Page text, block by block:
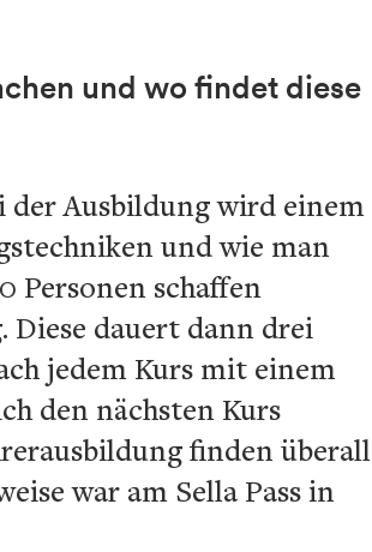
und wo findet diese
der Ausbildung wird einem
und wie man
Personen schaffen
Diese dauert dann drei
jedem Kurs mit einem
den nächsten Kurs
finden überall
war am Sella Pass in